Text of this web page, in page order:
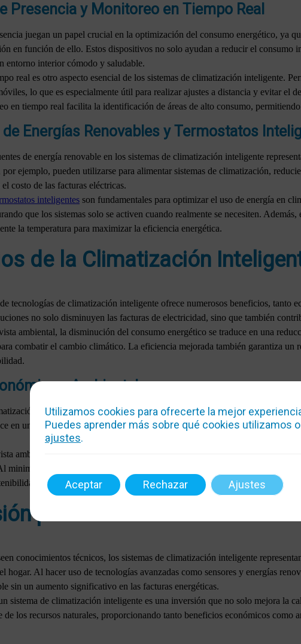
Presencia y Monitoreo en Tiempo Real
juegan un papel crucial en la optimización del consumo energético, ya
en función de ello. Estos dispositivos no solo ayudan a reducir el consumo
entorno interior cómodo y saludable.
real es otro aspecto esencial de los sistemas de climatización inteligente.
lo que es especialmente útil para realizar ajustes a distancia y evitar el
en tiempo real facilita la identificación de áreas de alto consumo,
de Energías Renovables y Termostatos
de energía renovable en los sistemas de climatización inteligente
por ejemplo, pueden utilizarse para alimentar sistemas de climatización,
costo de las facturas eléctricas.
inteligentes son fundamentales para optimizar el uso de energía en
que los sistemas solo se activen cuando realmente se necesiten.
la temperatura para maximizar la eficiencia energética.
de la Climatización
tecnologías de climatización inteligente ofrece numerosos beneficios, tanto
no solo disminuyen las facturas de electricidad, sino que también
ambiental, la disminución del consumo energético se traduce en una
combatir el cambio climático. La eficiencia mejorada también garantiza
y Ambiental
inteligente pueden llegar a reducir el consumo energético hasta en
en una disminución directa del costo de la electricidad, lo cual es
ambiental, el uso eficiente de la energía y la integración de fuentes
minimizar el impacto ambiental, estos sistemas no solo mejoran la calidad
y protección del medio ambiente.
para Usuarios Generales
conocimientos técnicos, los sistemas de climatización inteligente
hogar. Al hacer uso de tecnologías avanzadas como sensores y energías
sin un aumento significativo en las facturas energéticas.
sistema de climatización inteligente es una inversión que no solo mejora la
de los recursos naturales, proporcionando tanto beneficios económicos como
Utilizamos cookies para ofrecerte la mejor
Puedes aprender más sobre qué cookies utilizamos
ajustes.
Aceptar Rechazar Ajustes